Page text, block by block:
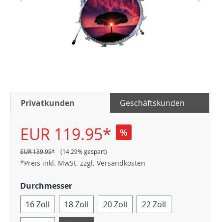
Privatkunden Geschäftskunden
EUR 119.95* %
EUR 139.95* (14.29% gespart)
*Preis inkl. MwSt. zzgl. Versandkosten
Durchmesser
16 Zoll
18 Zoll 20 Zoll
22 Zoll